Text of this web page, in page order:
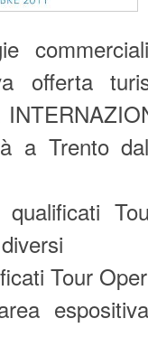
offerta
a Trento
Tour